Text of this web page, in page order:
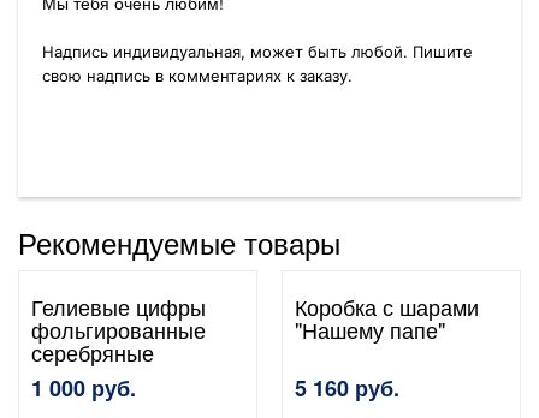
Надпись индивидуальная, может быть любой. Пишите
свою надпись в комментариях к заказу.
Рекомендуемые товары
Гелиевые цифры
фольгированные
серебряные
1 000 руб.
Коробка с шарами
"Нашему папе"
5 160 руб.